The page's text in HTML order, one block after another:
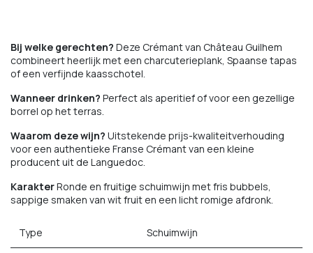
Bij welke gerechten? Deze Crémant van Château Guilhem
combineert heerlijk met een charcuterieplank, Spaanse tapas
of een verfijnde kaasschotel.
Wanneer drinken? Perfect als aperitief of voor een gezellige
borrel op het terras.
Waarom deze wijn? Uitstekende prijs-kwaliteitverhouding
voor een authentieke Franse Crémant van een kleine
producent uit de Languedoc.
KarakterRonde en fruitige schuimwijn met fris bubbels,
sappige smaken van wit fruit en een licht romige afdronk.
Type Schuimwijn